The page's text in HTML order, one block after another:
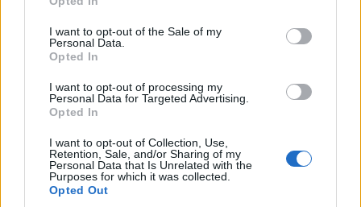
use your data for below specified purposes in below Google
consent section.
I want to opt-out of the Sale of my
Personal Data.
Opted In
I want to opt-out of processing my
Personal Data for Targeted Advertising.
Opted In
I want to opt-out of Collection, Use,
Retention, Sale, and/or Sharing of my
Personal Data that Is Unrelated with the
Purposes for which it was collected.
Opted Out
A Művelt Alkoholista nagyjából hét évvel ezelőtt
indult, és most véget ér.
•2012. május 31.
Szászi Endreamellett, hogy tiszta,